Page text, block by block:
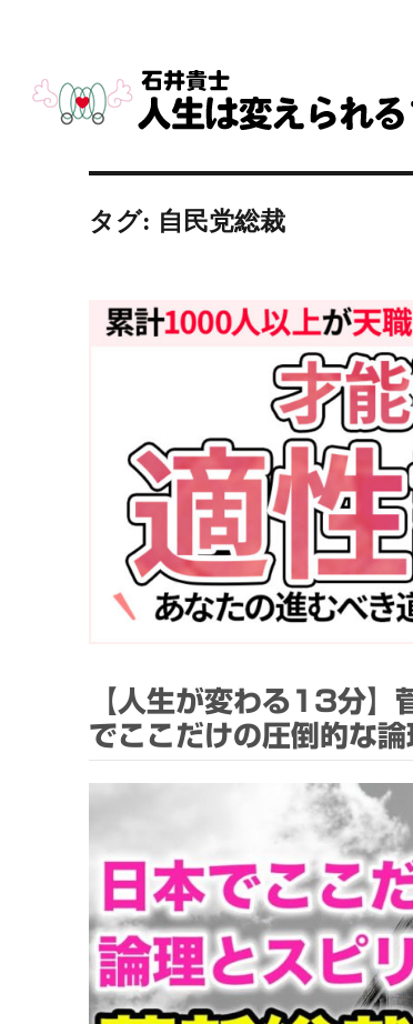
タグ: 自民党総裁
【人生が変わる13分】
でここだけの圧倒的な